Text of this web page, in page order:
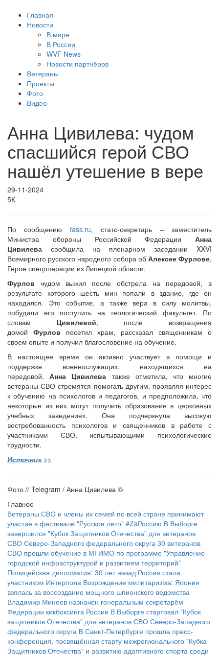
Главная
Новости
В мире
В России
WVF News
Новости партнёров
Ветераны
Проекты
Фото
Видео
Анна Цивилева: чудом
спасшийся герой СВО
нашёл утешение в вере
29-11-2024
5К
По сообщению tass.ru, статс-секретарь – заместитель
Министра обороны Российской Федерации Анна
Цивилева сообщила на пленарном заседании XXVI
Всемирного русского народного собора об Алексее Фурлове,
Герое спецоперации из Липецкой области.
Фурлов чудом выжил после обстрела на передовой, в
результате которого шесть мин попали в здание, где он
находился. Это событие, а также вера в силу молитвы,
побудили его поступить на теологический факультет. По
словам Цивилевой, после возвращения
домой Фурлов посетил храм, рассказал священникам о
своем опыте и получил благословение на обучение.
В настоящее время он активно участвует в помощи и
поддержке военнослужащих, находящихся на
передовой.Анна Цивилева также отметила, что многие
ветераны СВО стремятся помогать другим, проявляя интерес
к обучению на психологов и педагогов, и предположила, что
некоторые из них могут получить образование в церковных
учебных заведениях. Она подчеркнула высокую
востребованность психологов и священников в работе с
участниками СВО, испытывающими психологические
трудности.
Источник >>
Фото // Telegram / Анна Цивилева ©
Главное
Ветераны СВО и члены их семей по всей стране принимают
участие в фестивале "Русское лето" #ZaРоссию В Выборге
завершился "Кубок Защитников Отечества" для ветеранов
СВО Северо-Западного федерального округа 30 ветеранов
СВО прошли обучение в МГИМО по программе "Управление
городской инфраструктурой и развитием территорий"
Полицейская дипломатия: 30 лет назад Россия стала
участником Интерпола Возрождение милитаризма: Япония
взялась за воссоздание мощного шпионского ведомства
Владимир Минеев назначен генеральным секретарём
Федерации кикбоксинга России В Выборге стартовал "Кубок
защитников Отечества" для ветеранов СВО Северо-Западного
федерального округа В Санкт-Петербурге прошла пресс-
конференция, посвящённая старту межрегионального "Кубка
Защитников Отечества" и развитию адаптивного спорта среди